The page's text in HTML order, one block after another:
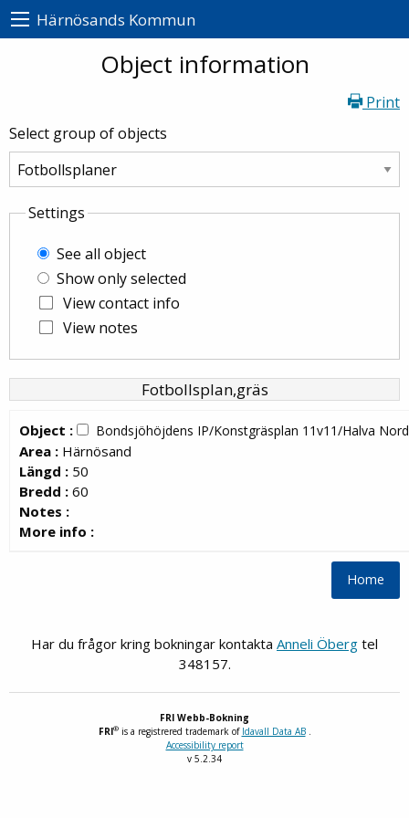
Härnösands Kommun
Object information
Print
Select group of objects
Settings
See all object
Show only selected
View contact info
View notes
Fotbollsplan,gräs
Object : Bondsjöhöjdens IP/Konstgräsplan 11v11/Halva Nord
Area : Härnösand
Längd : 50
Bredd : 60
Notes :
More info :
Har du frågor kring bokningar kontakta Anneli Öberg tel
348157.
FRI Webb-Bokning
FRI® is a registrered trademark of Idavall Data AB
Accessibility report
v 5.2.34